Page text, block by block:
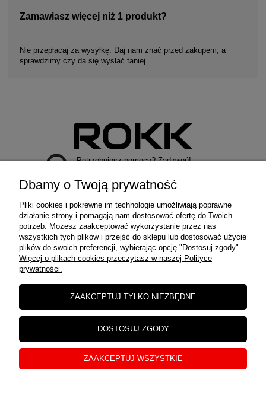
Zamawiasz więcej niż 1 produkt?
Nie przepłacaj za wysyłkę. Daj nam znać przed zakupem, a
sprawdzimy czy da się wysłać taniej.
Potrzebujesz pomocy? Zadzwoń!
MOJE KONTO
ZAKUPY
INFORMACJE
O NAS
Dbamy o Twoją prywatność
Pliki cookies i pokrewne im technologie umożliwiają poprawne
działanie strony i pomagają nam dostosować ofertę do Twoich
potrzeb. Możesz zaakceptować wykorzystanie przez nas
wszystkich tych plików i przejść do sklepu lub dostosować użycie
plików do swoich preferencji, wybierając opcję "Dostosuj zgody".
Więcej o plikach cookies przeczytasz w naszej Polityce
prywatności.
ZAAKCEPTUJ TYLKO NIEZBĘDNE
DOSTOSUJ ZGODY
ZAAKCEPTUJ WSZYSTKIE